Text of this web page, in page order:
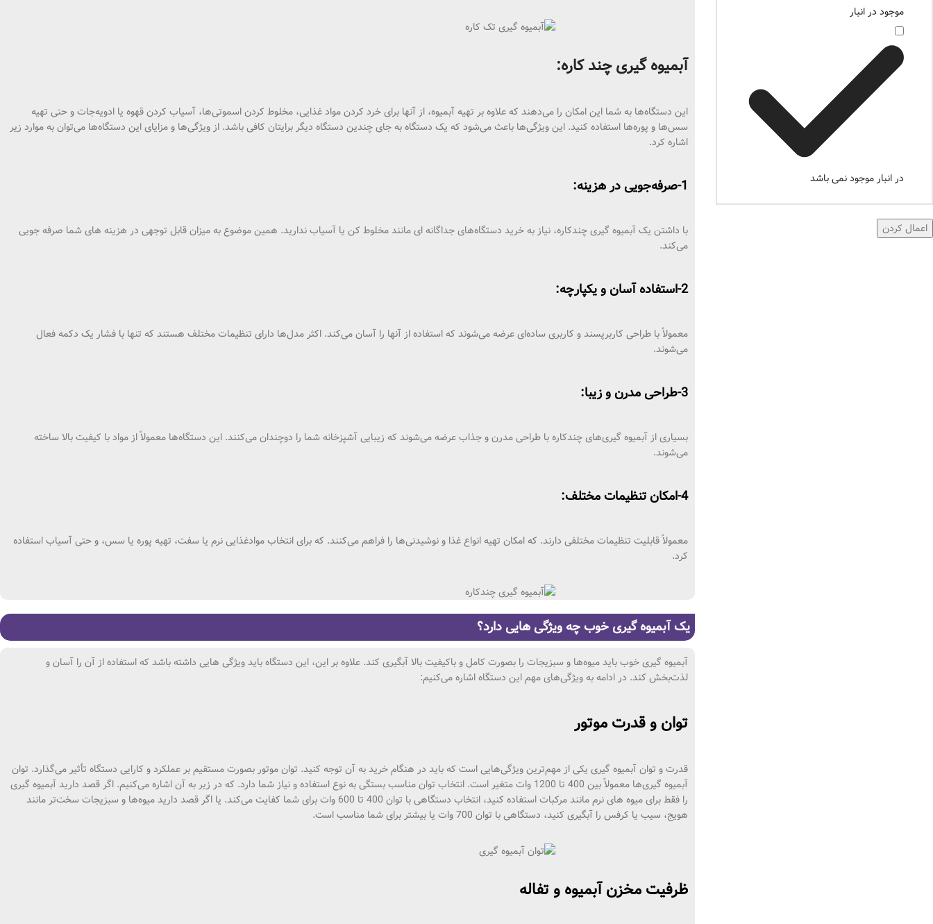
موجود در انبار
در انبار موجود نمی باشد
اعمال کردن
آبمیوه گیری چند کاره:
این دستگاه‌ها به شما این امکان را می‌دهند که علاوه بر تهیه آبمیوه، از آنها برای خرد کردن مواد غذایی، مخلوط کردن اسموتی‌ها، آسیاب کردن قهوه یا ادویه‌جات و حتی تهیه
سس‌ها و پوره‌ها استفاده کنید. این ویژگی‌ها باعث می‌شود که یک دستگاه به جای چندین دستگاه دیگر برایتان کافی باشد. از ویژگی‌ها و مزایای این دستگاه‌ها می‌توان به موارد زیر
اشاره کرد.
1-صرفه‌جویی در هزینه:
با داشتن یک آبمیوه‌ گیری چندکاره، نیاز به خرید دستگاه‌های جداگانه ای مانند مخلوط‌ کن یا آسیاب ندارید. همین موضوع به میزان قابل توجهی در هزینه های شما صرفه جویی
می‌کند.
2-استفاده آسان و یکپارچه:
معمولاً با طراحی کاربرپسند و کاربری ساده‌ای عرضه می‌شوند که استفاده از آنها را آسان می‌کند. اکثر مدل‌ها دارای تنظیمات مختلف هستند که تنها با فشار یک دکمه فعال
می‌شوند.
3-طراحی مدرن و زیبا:
بسیاری از آبمیوه‌ گیری‌های چندکاره با طراحی مدرن و جذاب عرضه می‌شوند که زیبایی آشپزخانه شما را دوچندان می‌کنند. این دستگاه‌ها معمولاً از مواد با کیفیت بالا ساخته
می‌شوند.
4-امکان تنظیمات مختلف:
معمولاً قابلیت تنظیمات مختلفی دارند. که امکان تهیه انواع غذا و نوشیدنی‌ها را فراهم می‌کنند. که برای انتخاب موادغذایی نرم یا سفت، تهیه پوره یا سس، و حتی آسیاب استفاده
کرد.
یک آبمیوه گیری خوب چه ویژگی هایی دارد؟
آبمیوه گیری خوب باید میوه‌ها و سبزیجات را بصورت کامل و باکیفیت بالا آبگیری کند. علاوه بر این، این دستگاه باید ویژگی هایی داشته باشد که استفاده از آن را آسان و
لذت‌بخش کند. در ادامه به ویژگی‌های مهم این دستگاه اشاره می‌کنیم:
توان و قدرت موتور
قدرت و توان آبمیوه‌ گیری یکی از مهم‌ترین ویژگی‌هایی است که باید در هنگام خرید به آن توجه کنید. توان موتور بصورت مستقیم بر عملکرد و کارایی دستگاه تأثیر می‌گذارد. توان
آبمیوه‌ گیری‌ها معمولاً بین 400 تا 1200 وات متغیر است. انتخاب توان مناسب بستگی به نوع استفاده و نیاز شما دارد. که در زیر به آن اشاره می‌کنیم. اگر قصد دارید آبمیوه‌ گیری
را فقط برای میوه‌ های نرم مانند مرکبات استفاده کنید، انتخاب دستگاهی با توان 400 تا 600 وات برای شما کفایت می‌کند. یا اگر قصد دارید میوه‌ها و سبزیجات سخت‌تر مانند
هویج، سیب یا کرفس را آبگیری کنید، دستگاهی با توان 700 وات یا بیشتر برای شما مناسب است.
ظرفیت مخزن آبمیوه و تفاله